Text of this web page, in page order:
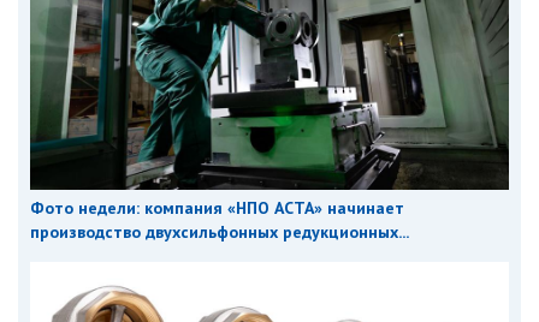
Фото недели: компания «НПО АСТА» начинает
производство двухсильфонных редукционных...